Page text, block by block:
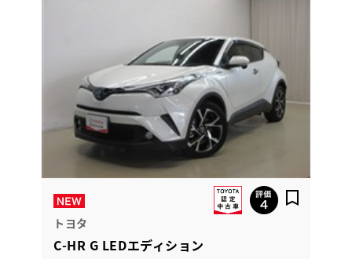
トヨタ
C-HR G LEDエディション